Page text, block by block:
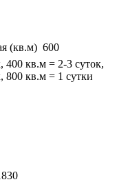
(кв.м) 600
400 кв.м = 2-3 суток,
800 кв.м = 1 сутки